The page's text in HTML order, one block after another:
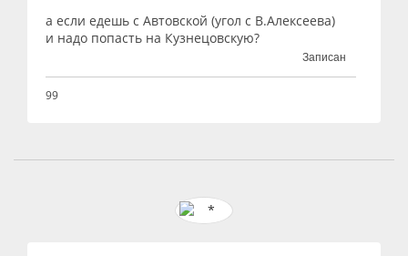
а если едешь с Автовской (угол с В.Алексеева)
и надо попасть на Кузнецовскую?
Записан
99